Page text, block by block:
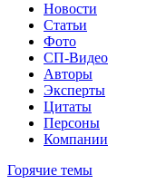
Новости
Статьи
Фото
СП-Видео
Авторы
Эксперты
Цитаты
Персоны
Компании
Горячие темы